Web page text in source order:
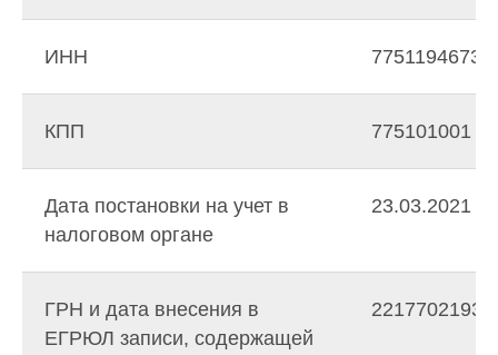
ИНН 7751194673
КПП 775101001
Дата постановки на учет в
налоговом органе
23.03.2021
ГРН и дата внесения в
ЕГРЮЛ записи, содержащей